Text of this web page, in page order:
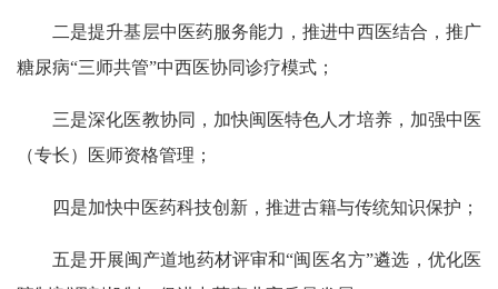
二是提升基层中医药服务能力，推进中西医结合，推广
糖尿病“三师共管”中西医协同诊疗模式；
三是深化医教协同，加快闽医特色人才培养，加强中医
（专长）医师资格管理；
四是加快中医药科技创新，推进古籍与传统知识保护；
五是开展闽产道地药材评审和“闽医名方”遴选，优化医